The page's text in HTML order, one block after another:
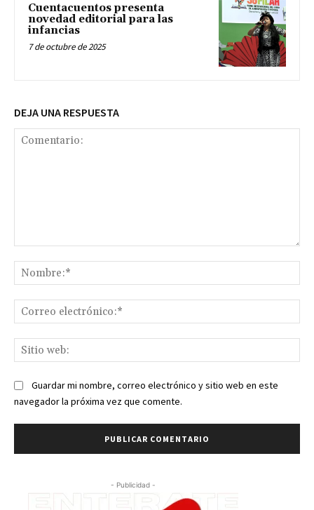
Cuentacuentos presenta
novedad editorial para las
infancias
7 de octubre de 2025
DEJA UNA RESPUESTA
Guardar mi nombre, correo electrónico y sitio web en este
navegador la próxima vez que comente.
- Publicidad -